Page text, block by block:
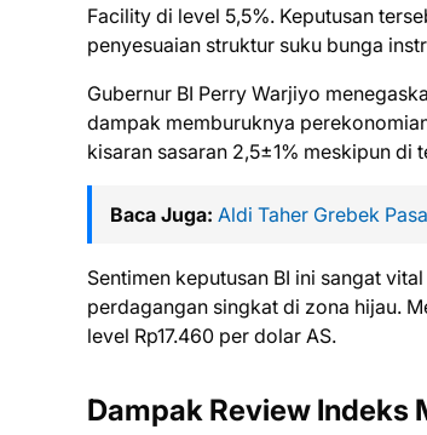
Facility di level 5,5%. Keputusan
penyesuaian struktur suku bunga
Gubernur BI Perry Warjiyo
dampak memburuknya
kisaran sasaran 2,5±1% meskipun di
Baca Juga: Aldi Taher Grebek
Sentimen keputusan BI ini sangat
perdagangan singkat di zona hijau.
level Rp17.460 per dolar AS.
Dampak Review Indeks